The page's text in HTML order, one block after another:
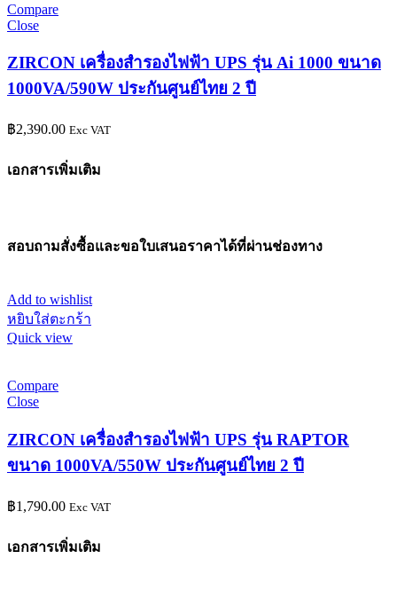
Compare
Close
ZIRCON เครื่องสำรองไฟฟ้า UPS รุ่น Ai 1000 ขนาด
1000VA/590W ประกันศูนย์ไทย 2 ปี
฿2,390.00 Exc VAT
เอกสารเพิ่มเติม
สอบถามสั่งซื้อและขอใบเสนอราคาได้ที่ผ่านช่องทาง
Add to wishlist
หยิบใส่ตะกร้า
Quick view
Compare
Close
ZIRCON เครื่องสำรองไฟฟ้า UPS รุ่น RAPTOR
ขนาด 1000VA/550W ประกันศูนย์ไทย 2 ปี
฿1,790.00 Exc VAT
เอกสารเพิ่มเติม